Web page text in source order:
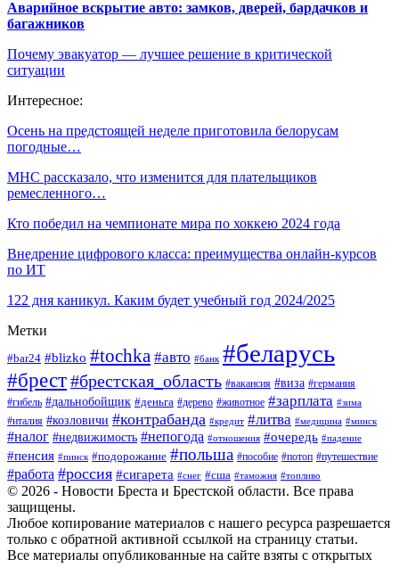
Аварийное вскрытие авто: замков, дверей, бардачков и
багажников
Почему эвакуатор — лучшее решение в критической
ситуации
Интересное:
Осень на предстоящей неделе приготовила белорусам
погодные…
МНС рассказало, что изменится для плательщиков
ремесленного…
Кто победил на чемпионате мира по хоккею 2024 года
Внедрение цифрового класса: преимущества онлайн-курсов
по ИТ
122 дня каникул. Каким будет учебный год 2024/2025
Метки
#bar24 #blizko #tochka #авто #банк #беларусь
#брест#брестская_область #вакансия #виза #германия
#гибель #дальнобойщик #деньга #дерево #животное #зарплата #зима
#италия #козловичи #контрабанда #кредит #литва #медицина #минск
#налог #недвижимость #непогода #отношения #очередь #падение
#пенсия #пинск #подорожание #польша #пособие #потоп #путешествие
#работа #россия #сигарета #снег #сша #таможня #топливо
© 2026 - Новости Бреста и Брестской области. Все права
защищены.
Любое копирование материалов с нашего ресурса разрешается
только с обратной активной ссылкой на страницу статьи.
Все материалы опубликованные на сайте взяты с открытых